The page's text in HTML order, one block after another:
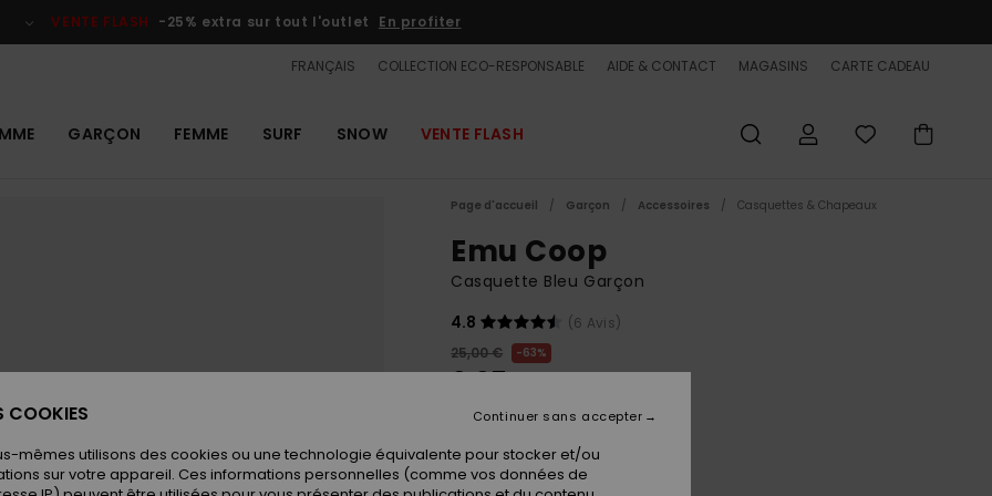
VENTE FLASH -25% extra sur tout l'outlet En profiter
FRANÇAIS COLLECTION ECO-RESPONSABLE AIDE & CONTACT MAGASINS CARTE CADEAU
GARÇON FEMME SURF SNOW VENTE FLASH
Page d'accueil Garçon Accessoires Casquettes & Chapeaux
Emu Coop
Casquette Bleu Garçon
4.8
(6 Avis)
25,00 €
63%
9,37 €
OUTLET
VENTE FLASH EXTRA 25%
COOKIES
mêmes utilisons des cookies ou une technologie équivalente pour stocker et/ou
sur votre appareil. Ces informations personnelles (comme vos données de
Continuer sans accepter